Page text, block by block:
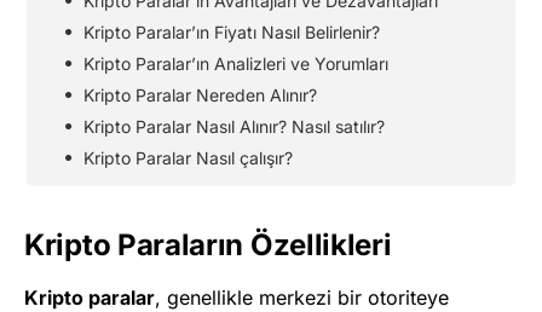
Kripto Paralar’ın Fiyatı Nasıl Belirlenir?
Kripto Paralar’ın Analizleri ve Yorumları
Kripto Paralar Nereden Alınır?
Kripto Paralar Nasıl Alınır? Nasıl satılır?
Kripto Paralar Nasıl çalışır?
Kripto Paraların Özellikleri
Kripto paralar, genellikle merkezi bir otoriteye